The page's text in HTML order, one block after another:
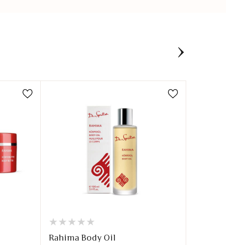
★
★ ★
★ ★
★ ★
★ ★
★
Rahima Body Oil